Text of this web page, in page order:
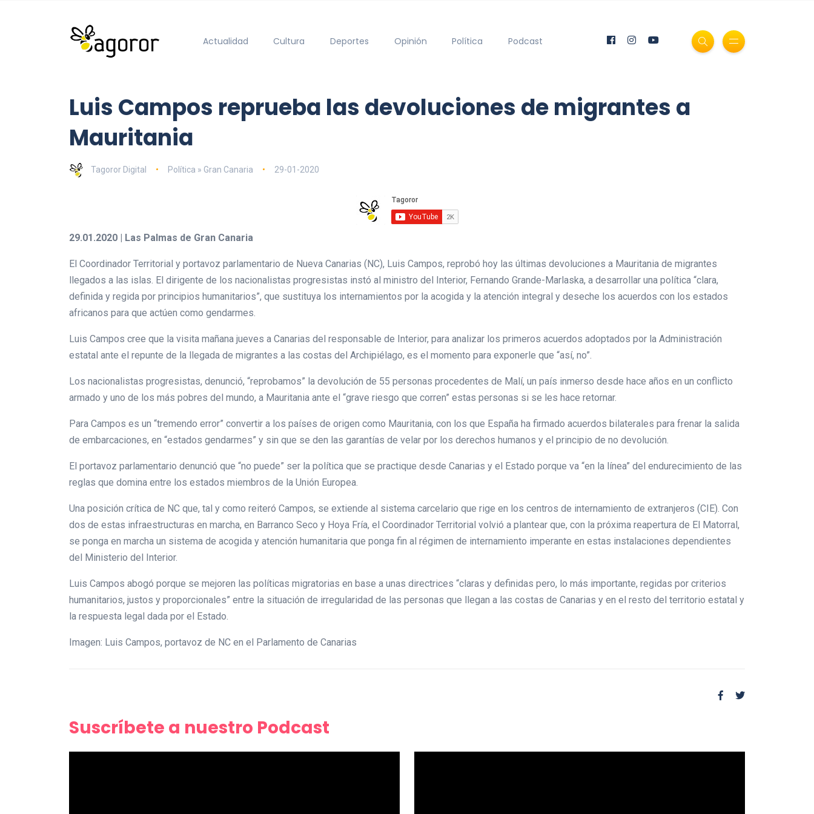
Actualidad Cultura Deportes Opinión Política Podcast
Luis Campos reprueba las devoluciones de migrantes a
Mauritania
Tagoror Digital Política » Gran Canaria 29-01-2020
29.01.2020 | Las Palmas de Gran Canaria
El Coordinador Territorial y portavoz parlamentario de Nueva Canarias (NC), Luis Campos, reprobó hoy las últimas devoluciones a Mauritania de migrantes
llegados a las islas. El dirigente de los nacionalistas progresistas instó al ministro del Interior, Fernando Grande-Marlaska, a desarrollar una política “clara,
definida y regida por principios humanitarios”, que sustituya los internamientos por la acogida y la atención integral y deseche los acuerdos con los estados
africanos para que actúen como gendarmes.
Luis Campos cree que la visita mañana jueves a Canarias del responsable de Interior, para analizar los primeros acuerdos adoptados por la Administración
estatal ante el repunte de la llegada de migrantes a las costas del Archipiélago, es el momento para exponerle que “así, no”.
Los nacionalistas progresistas, denunció, “reprobamos” la devolución de 55 personas procedentes de Malí, un país inmerso desde hace años en un conflicto
armado y uno de los más pobres del mundo, a Mauritania ante el “grave riesgo que corren” estas personas si se les hace retornar.
Para Campos es un “tremendo error” convertir a los países de origen como Mauritania, con los que España ha firmado acuerdos bilaterales para frenar la salida
de embarcaciones, en “estados gendarmes” y sin que se den las garantías de velar por los derechos humanos y el principio de no devolución.
El portavoz parlamentario denunció que “no puede” ser la política que se practique desde Canarias y el Estado porque va “en la línea” del endurecimiento de las
reglas que domina entre los estados miembros de la Unión Europea.
Una posición crítica de NC que, tal y como reiteró Campos, se extiende al sistema carcelario que rige en los centros de internamiento de extranjeros (CIE). Con
dos de estas infraestructuras en marcha, en Barranco Seco y Hoya Fría, el Coordinador Territorial volvió a plantear que, con la próxima reapertura de El Matorral,
se ponga en marcha un sistema de acogida y atención humanitaria que ponga fin al régimen de internamiento imperante en estas instalaciones dependientes
del Ministerio del Interior.
Luis Campos abogó porque se mejoren las políticas migratorias en base a unas directrices “claras y definidas pero, lo más importante, regidas por criterios
humanitarios, justos y proporcionales” entre la situación de irregularidad de las personas que llegan a las costas de Canarias y en el resto del territorio estatal y
la respuesta legal dada por el Estado.
Imagen: Luis Campos, portavoz de NC en el Parlamento de Canarias
Suscríbete a nuestro Podcast